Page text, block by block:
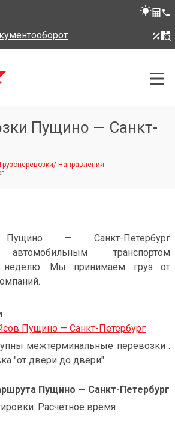
Пущино — Санкт-
Грузоперевозки/ Направления
Пущино — Санкт-Петербург
автомобильным транспортом
неделю. Мы принимаем груз от
Пущино — Санкт-Петербург
межтерминальные перевозки .
"от двери до двери".
Пущино — Санкт-Петербург
Расчетное время